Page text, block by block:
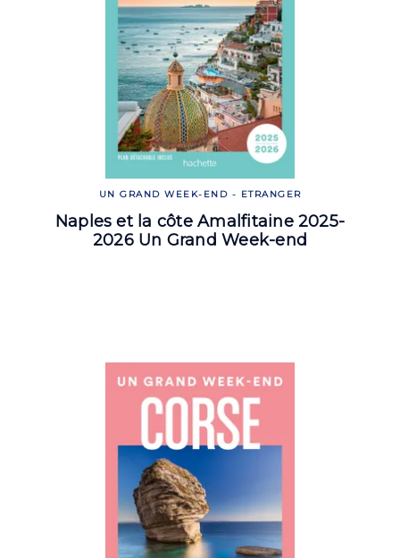
UN GRAND WEEK-END - ETRANGER
Naples et la côte Amalfitaine 2025-
2026 Un Grand Week-end